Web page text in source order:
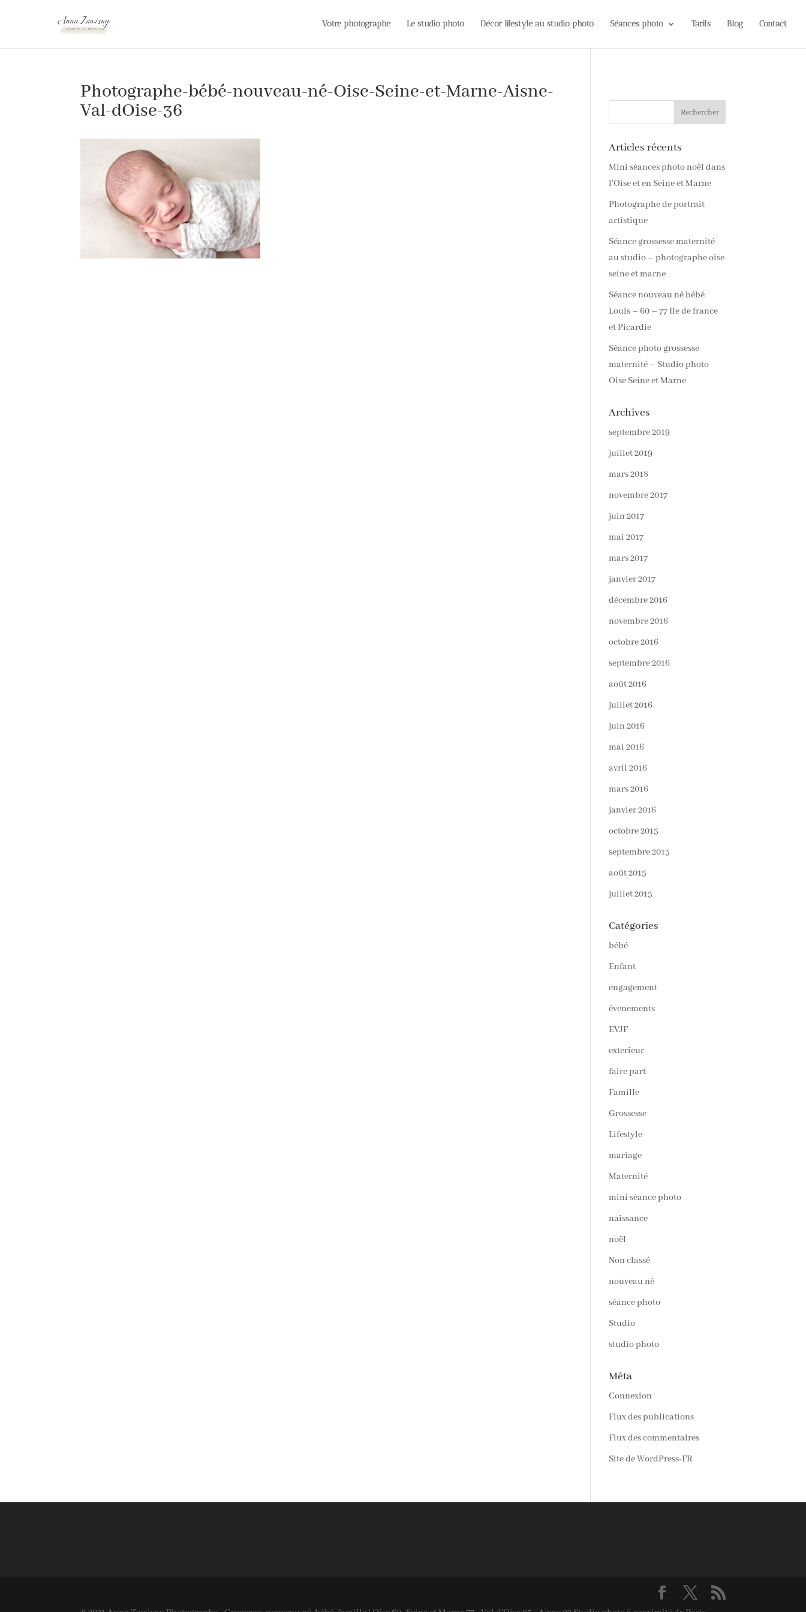
Votre photographe Le studio photo Décor lifestyle au studio photo Séances photo Tarifs Blog Contact
Photographe-bébé-nouveau-né-Oise-Seine-et-Marne-Aisne-
Val-dOise-36
Articles récents
Mini séances photo noël dans
l’Oise et en Seine et Marne
Photographe de portrait
artistique
Séance grossesse maternité
au studio – photographe oise
seine et marne
Séance nouveau né bébé
Louis – 60 – 77 Ile de france
et Picardie
Séance photo grossesse
maternité – Studio photo
Oise Seine et Marne
Archives
septembre 2019
juillet 2019
mars 2018
novembre 2017
juin 2017
mai 2017
mars 2017
janvier 2017
décembre 2016
novembre 2016
octobre 2016
septembre 2016
août 2016
juillet 2016
juin 2016
mai 2016
avril 2016
mars 2016
janvier 2016
octobre 2015
septembre 2015
août 2015
juillet 2015
Catégories
bébé
Enfant
engagement
évenements
EVJF
exterieur
faire part
Famille
Grossesse
Lifestyle
mariage
Maternité
mini séance photo
naissance
noël
Non classé
nouveau né
séance photo
Studio
studio photo
Méta
Connexion
Flux des publications
Flux des commentaires
Site de WordPress-FR